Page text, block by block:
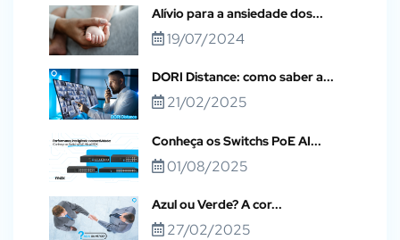
Alívio para a ansiedade dos...
19/07/2024
DORI Distance: como saber a...
21/02/2025
Conheça os Switchs PoE AI...
01/08/2025
Azul ou Verde? A cor...
27/02/2025